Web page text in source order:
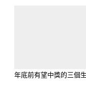
處女座的記
很多人以為
他們對感情
出真心，就
年底前有望中獎的三個生